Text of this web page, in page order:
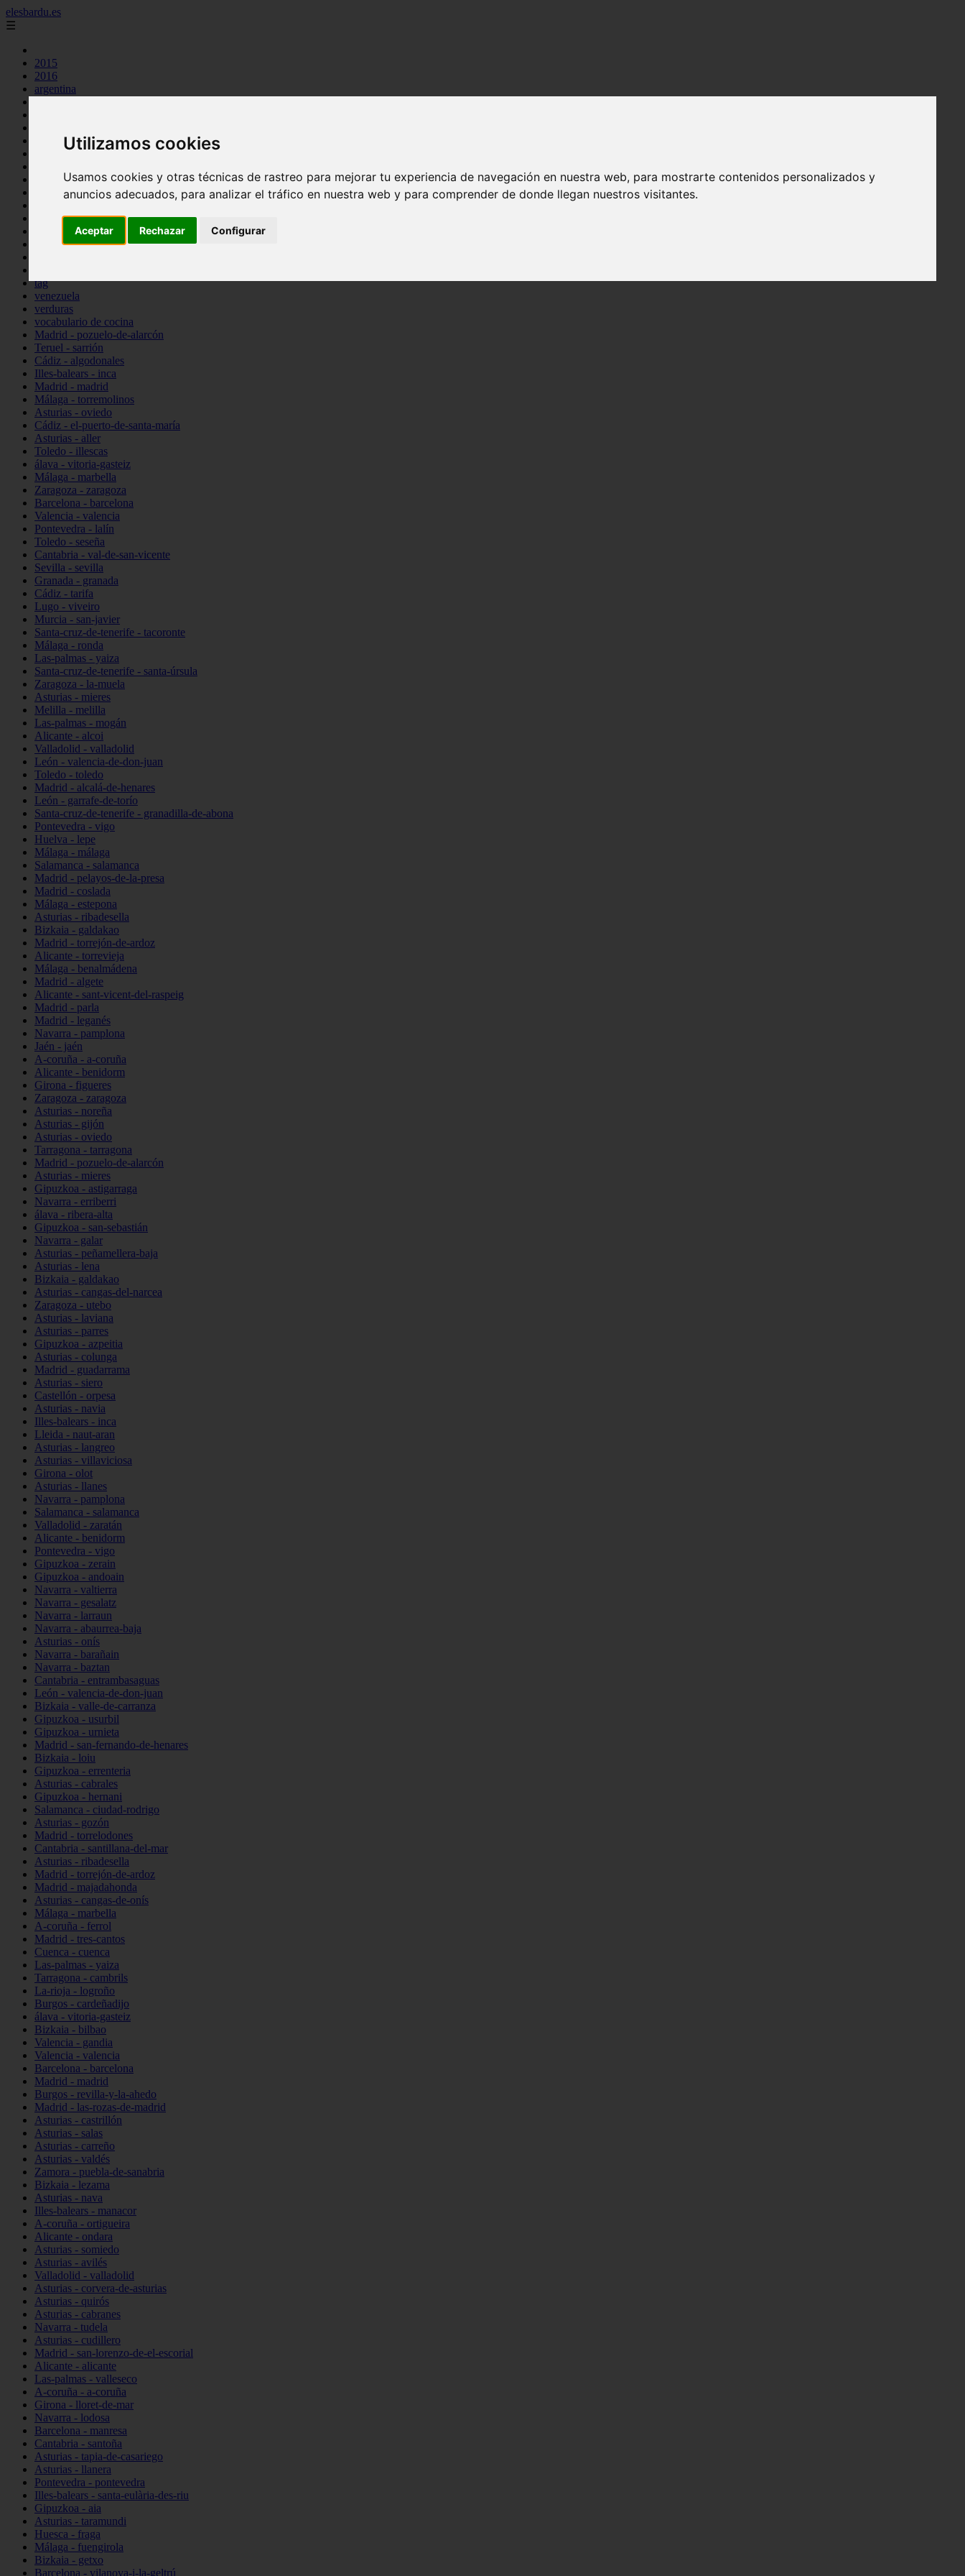
Utilizamos cookies
Usamos cookies y otras técnicas de rastreo para mejorar tu experiencia de navegación en nuestra web, para mostrarte contenidos personalizados y
anuncios adecuados, para analizar el tráfico en nuestra web y para comprender de donde llegan nuestros visitantes.
Aceptar Rechazar Configurar
elesbardu.es
☰
2015
2016
argentina
cocina casera
comidas
huevos
mariscos
postres
tag
venezuela
verduras
vocabulario de cocina
Madrid - pozuelo-de-alarcón
Teruel - sarrión
Cádiz - algodonales
Illes-balears - inca
Madrid - madrid
Málaga - torremolinos
Asturias - oviedo
Cádiz - el-puerto-de-santa-maría
Asturias - aller
Toledo - illescas
álava - vitoria-gasteiz
Málaga - marbella
Zaragoza - zaragoza
Barcelona - barcelona
Valencia - valencia
Pontevedra - lalín
Toledo - seseña
Cantabria - val-de-san-vicente
Sevilla - sevilla
Granada - granada
Cádiz - tarifa
Lugo - viveiro
Murcia - san-javier
Santa-cruz-de-tenerife - tacoronte
Málaga - ronda
Las-palmas - yaiza
Santa-cruz-de-tenerife - santa-úrsula
Zaragoza - la-muela
Asturias - mieres
Melilla - melilla
Las-palmas - mogán
Alicante - alcoi
Valladolid - valladolid
León - valencia-de-don-juan
Toledo - toledo
Madrid - alcalá-de-henares
León - garrafe-de-torío
Santa-cruz-de-tenerife - granadilla-de-abona
Pontevedra - vigo
Huelva - lepe
Málaga - málaga
Salamanca - salamanca
Madrid - pelayos-de-la-presa
Madrid - coslada
Málaga - estepona
Asturias - ribadesella
Bizkaia - galdakao
Madrid - torrejón-de-ardoz
Alicante - torrevieja
Málaga - benalmádena
Madrid - algete
Alicante - sant-vicent-del-raspeig
Madrid - parla
Madrid - leganés
Navarra - pamplona
Jaén - jaén
A-coruña - a-coruña
Alicante - benidorm
Girona - figueres
Zaragoza - zaragoza
Asturias - noreña
Asturias - gijón
Asturias - oviedo
Tarragona - tarragona
Madrid - pozuelo-de-alarcón
Asturias - mieres
Gipuzkoa - astigarraga
Navarra - erriberri
álava - ribera-alta
Gipuzkoa - san-sebastián
Navarra - galar
Asturias - peñamellera-baja
Asturias - lena
Bizkaia - galdakao
Asturias - cangas-del-narcea
Zaragoza - utebo
Asturias - laviana
Asturias - parres
Gipuzkoa - azpeitia
Asturias - colunga
Madrid - guadarrama
Asturias - siero
Castellón - orpesa
Asturias - navia
Illes-balears - inca
Lleida - naut-aran
Asturias - langreo
Asturias - villaviciosa
Girona - olot
Asturias - llanes
Navarra - pamplona
Salamanca - salamanca
Valladolid - zaratán
Alicante - benidorm
Pontevedra - vigo
Gipuzkoa - zerain
Gipuzkoa - andoain
Navarra - valtierra
Navarra - gesalatz
Navarra - larraun
Navarra - abaurrea-baja
Asturias - onís
Navarra - barañain
Navarra - baztan
Cantabria - entrambasaguas
León - valencia-de-don-juan
Bizkaia - valle-de-carranza
Gipuzkoa - usurbil
Gipuzkoa - urnieta
Madrid - san-fernando-de-henares
Bizkaia - loiu
Gipuzkoa - errenteria
Asturias - cabrales
Gipuzkoa - hernani
Salamanca - ciudad-rodrigo
Asturias - gozón
Madrid - torrelodones
Cantabria - santillana-del-mar
Asturias - ribadesella
Madrid - torrejón-de-ardoz
Madrid - majadahonda
Asturias - cangas-de-onís
Málaga - marbella
A-coruña - ferrol
Madrid - tres-cantos
Cuenca - cuenca
Las-palmas - yaiza
Tarragona - cambrils
La-rioja - logroño
Burgos - cardeñadijo
álava - vitoria-gasteiz
Bizkaia - bilbao
Valencia - gandia
Valencia - valencia
Barcelona - barcelona
Madrid - madrid
Burgos - revilla-y-la-ahedo
Madrid - las-rozas-de-madrid
Asturias - castrillón
Asturias - salas
Asturias - carreño
Asturias - valdés
Zamora - puebla-de-sanabria
Bizkaia - lezama
Asturias - nava
Illes-balears - manacor
A-coruña - ortigueira
Alicante - ondara
Asturias - somiedo
Asturias - avilés
Valladolid - valladolid
Asturias - corvera-de-asturias
Asturias - quirós
Asturias - cabranes
Navarra - tudela
Asturias - cudillero
Madrid - san-lorenzo-de-el-escorial
Alicante - alicante
Las-palmas - valleseco
A-coruña - a-coruña
Girona - lloret-de-mar
Navarra - lodosa
Barcelona - manresa
Cantabria - santoña
Asturias - tapia-de-casariego
Asturias - llanera
Pontevedra - pontevedra
Illes-balears - santa-eulària-des-riu
Gipuzkoa - aia
Asturias - taramundi
Huesca - fraga
Málaga - fuengirola
Bizkaia - getxo
Barcelona - vilanova-i-la-geltrú